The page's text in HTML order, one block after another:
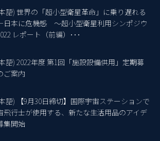
語) 世界の「超小型衛星革命」に乗り遅れる
本に危機感 ～超小型衛星利用シンポジウ
レポート（前編）･･･
語) 2022年度 第1回「施設設備供用」定期募
ご案内
語) 【9月30日締切】国際宇宙ステーションで
飛行士が使用する、新たな生活用品のアイデ
集開始